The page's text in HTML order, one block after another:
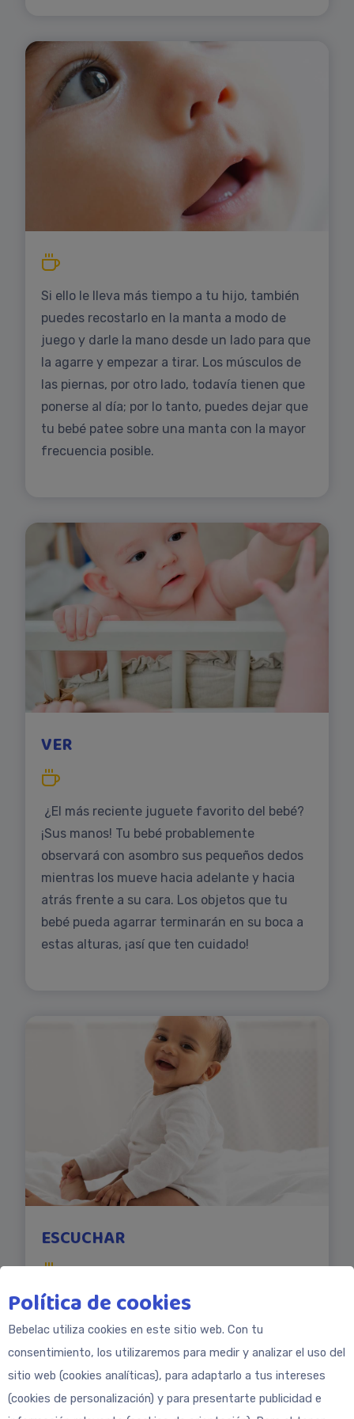
Si ello le lleva más tiempo a tu hijo, también
puedes recostarlo en la manta a modo de
juego y darle la mano desde un lado para que
la agarre y empezar a tirar. Los músculos de
las piernas, por otro lado, todavía tienen que
ponerse al día; por lo tanto, puedes dejar que
tu bebé patee sobre una manta con la mayor
frecuencia posible.
VER
¿El más reciente juguete favorito del bebé?
¡Sus manos! Tu bebé probablemente
observará con asombro sus pequeños dedos
mientras los mueve hacia adelante y hacia
atrás frente a su cara. Los objetos que tu
bebé pueda agarrar terminarán en su boca a
estas alturas, ¡así que ten cuidado!
ESCUCHAR
Tu bebé reconocerá fácilmente las voces de
mamá y papá durante esta fase. Sin
embargo, lo que es completamente nuevo es
que responderá a lo que le digas con una risa
audible. Muy lindo, ¿no? Ahora es importante
que tu bebé oiga bien. Porque ya se están
Política de cookies
Bebelac utiliza cookies en este sitio web. Con tu
consentimiento, los utilizaremos para medir y analizar el uso del
sitio web (cookies analíticas), para adaptarlo a tus intereses
(cookies de personalización) y para presentarte publicidad e